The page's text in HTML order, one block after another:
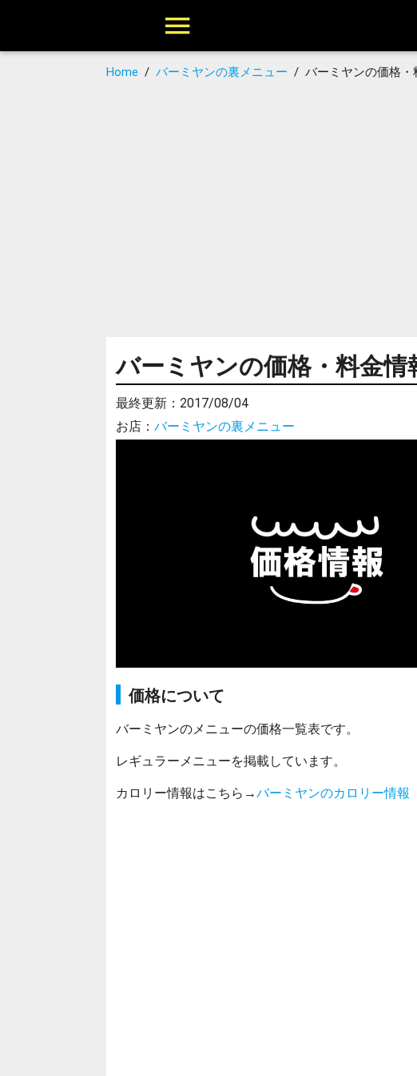
Home /バーミヤンの裏メニュー /バーミヤンの価格
バーミヤンの価格・料金
最終更新： 2017/08/04
お店： バーミヤンの裏メニュー
価格について
バーミヤンのメニューの価格一覧表です。
レギュラーメニューを掲載しています。
カロリー情報はこちら→バーミヤンのカロリー情報